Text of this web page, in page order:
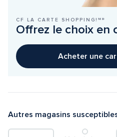
CF LA CARTE SHOPPING!ᴹᴰ
Offrez le choix en
Acheter une
Autres magasins